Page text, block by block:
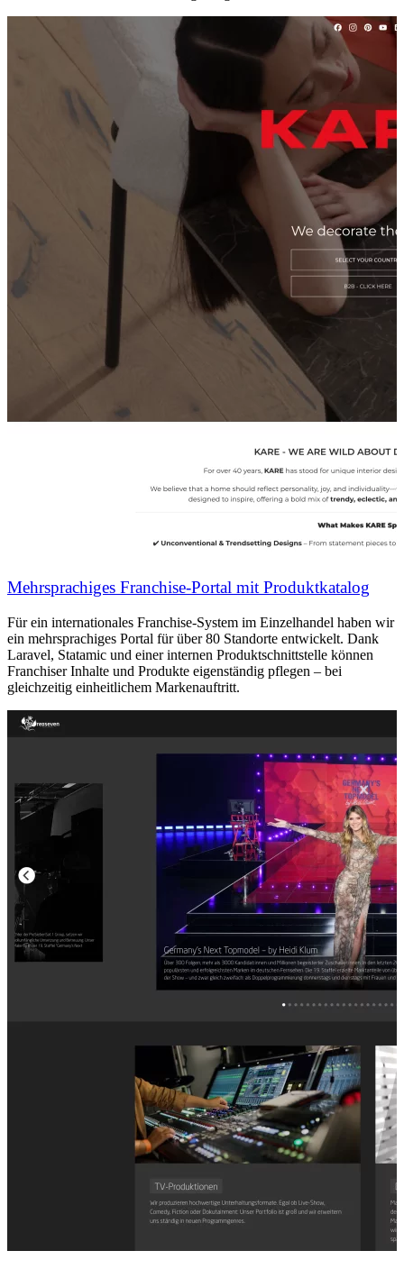
Mehrsprachiges Franchise-Portal mit Produktkatalog
Für ein internationales Franchise-System im Einzelhandel haben wir
ein mehrsprachiges Portal für über 80 Standorte entwickelt. Dank
Laravel, Statamic und einer internen Produktschnittstelle können
Franchiser Inhalte und Produkte eigenständig pflegen – bei
gleichzeitig einheitlichem Markenauftritt.